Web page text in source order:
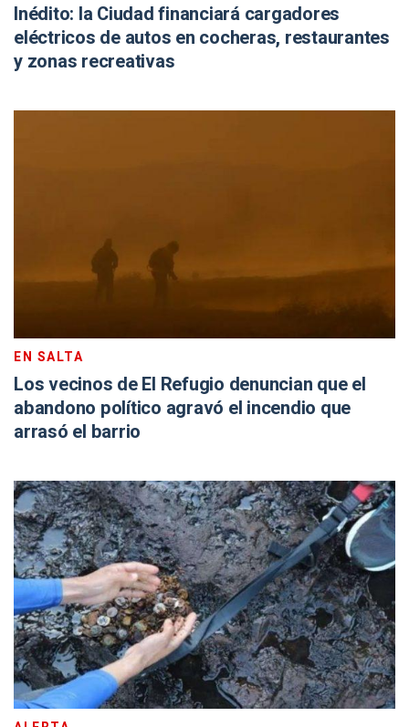
Inédito: la Ciudad financiará cargadores
eléctricos de autos en cocheras, restaurantes
y zonas recreativas
EN SALTA
Los vecinos de El Refugio denuncian que el
abandono político agravó el incendio que
arrasó el barrio